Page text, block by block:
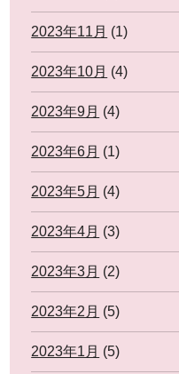
2023年11月 (1)
2023年10月 (4)
2023年9月 (4)
2023年6月 (1)
2023年5月 (4)
2023年4月 (3)
2023年3月 (2)
2023年2月 (5)
2023年1月 (5)